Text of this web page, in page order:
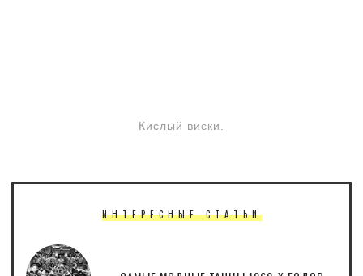
Кислый виски.
ИНТЕРЕСНЫЕ СТАТЬИ